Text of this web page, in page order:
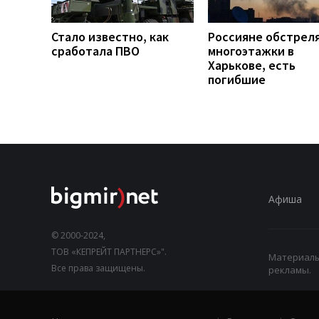
Стало известно, как
сработала ПВО
Россияне
многоэтажки в
Харькове, есть
погибшие
© 2000-2024,
ТОВ «КЕПРЕЙТ ПАРТНЕРС»".
Все права защищены.
Афиша
рекламы.